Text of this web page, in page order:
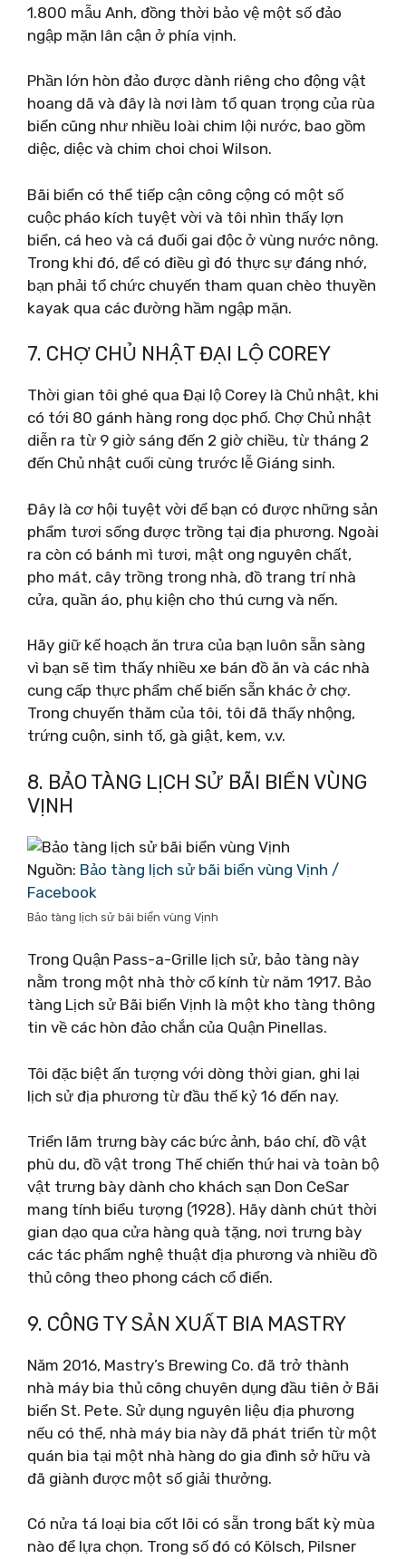
1.800 mẫu Anh, đồng thời bảo vệ một số đảo
ngập mặn lân cận ở phía vịnh.
Phần lớn hòn đảo được dành riêng cho động vật
hoang dã và đây là nơi làm tổ quan trọng của rùa
biển cũng như nhiều loài chim lội nước, bao gồm
diệc, diệc và chim choi choi Wilson.
Bãi biển có thể tiếp cận công cộng có một số
cuộc pháo kích tuyệt vời và tôi nhìn thấy lợn
biển, cá heo và cá đuối gai độc ở vùng nước nông.
Trong khi đó, để có điều gì đó thực sự đáng nhớ,
bạn phải tổ chức chuyến tham quan chèo thuyền
kayak qua các đường hầm ngập mặn.
7. CHỢ CHỦ NHẬT ĐẠI LỘ COREY
Thời gian tôi ghé qua Đại lộ Corey là Chủ nhật, khi
có tới 80 gánh hàng rong dọc phố. Chợ Chủ nhật
diễn ra từ 9 giờ sáng đến 2 giờ chiều, từ tháng 2
đến Chủ nhật cuối cùng trước lễ Giáng sinh.
Đây là cơ hội tuyệt vời để bạn có được những sản
phẩm tươi sống được trồng tại địa phương. Ngoài
ra còn có bánh mì tươi, mật ong nguyên chất,
pho mát, cây trồng trong nhà, đồ trang trí nhà
cửa, quần áo, phụ kiện cho thú cưng và nến.
Hãy giữ kế hoạch ăn trưa của bạn luôn sẵn sàng
vì bạn sẽ tìm thấy nhiều xe bán đồ ăn và các nhà
cung cấp thực phẩm chế biến sẵn khác ở chợ.
Trong chuyến thăm của tôi, tôi đã thấy nhộng,
trứng cuộn, sinh tố, gà giật, kem, v.v.
8. BẢO TÀNG LỊCH SỬ BÃI BIỂN VÙNG
VỊNH
Nguồn: Bảo tàng lịch sử bãi biển vùng Vịnh /
Facebook
Bảo tàng lịch sử bãi biển vùng Vịnh
Trong Quận Pass-a-Grille lịch sử, bảo tàng này
nằm trong một nhà thờ cổ kính từ năm 1917. Bảo
tàng Lịch sử Bãi biển Vịnh là một kho tàng thông
tin về các hòn đảo chắn của Quận Pinellas.
Tôi đặc biệt ấn tượng với dòng thời gian, ghi lại
lịch sử địa phương từ đầu thế kỷ 16 đến nay.
Triển lãm trưng bày các bức ảnh, báo chí, đồ vật
phù du, đồ vật trong Thế chiến thứ hai và toàn bộ
vật trưng bày dành cho khách sạn Don CeSar
mang tính biểu tượng (1928). Hãy dành chút thời
gian dạo qua cửa hàng quà tặng, nơi trưng bày
các tác phẩm nghệ thuật địa phương và nhiều đồ
thủ công theo phong cách cổ điển.
9. CÔNG TY SẢN XUẤT BIA MASTRY
Năm 2016, Mastry’s Brewing Co. đã trở thành
nhà máy bia thủ công chuyên dụng đầu tiên ở Bãi
biển St. Pete. Sử dụng nguyên liệu địa phương
nếu có thể, nhà máy bia này đã phát triển từ một
quán bia tại một nhà hàng do gia đình sở hữu và
đã giành được một số giải thưởng.
Có nửa tá loại bia cốt lõi có sẵn trong bất kỳ mùa
nào để lựa chọn. Trong số đó có Kölsch, Pilsner